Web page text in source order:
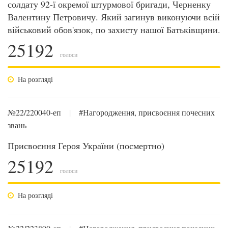
солдату 92-ї окремої штурмової бригади, Черненку
Валентину Петровичу. Який загинув виконуючи всій
військовий обов'язок, по захисту нашої Батьківщини.
25192 голоси
На розгляді
№22/220040-еп |
#Нагородження, присвоєння почесних
звань
Присвоєння Героя України (посмертно)
25192 голоси
На розгляді